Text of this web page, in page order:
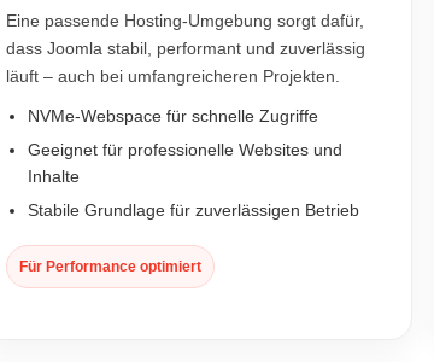
Eine passende Hosting-Umgebung sorgt dafür,
dass Joomla stabil, performant und zuverlässig
läuft – auch bei umfangreicheren Projekten.
NVMe-Webspace für schnelle Zugriffe
Geeignet für professionelle Websites und
Inhalte
Stabile Grundlage für zuverlässigen Betrieb
Für Performance optimiert